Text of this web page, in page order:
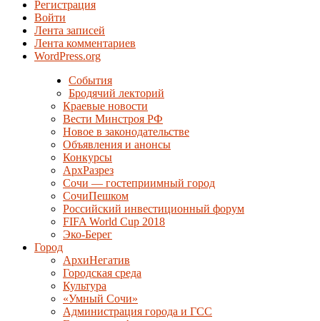
Регистрация
Войти
Лента записей
Лента комментариев
WordPress.org
События
Бродячий лекторий
Краевые новости
Вести Минстроя РФ
Новое в законодательстве
Объявления и анонсы
Конкурсы
АрхРазрез
Сочи — гостеприимный город
СочиПешком
Российский инвестиционный форум
FIFA World Cup 2018
Эко-Берег
Город
АрхиНегатив
Городская среда
Культура
«Умный Сочи»
Администрация города и ГСС